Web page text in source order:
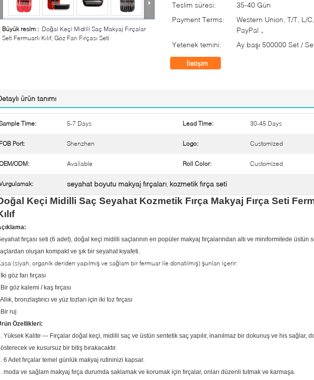
Büyük resim : Doğal Keçi Midilli Saç Makyaj Fırçalar
Seti Fermuarlı Kılıf, Göz Farı Fırçası Seti
Teslim süresi:
35-40 Gün
Payment Terms:
Western Union, T/T, L/C,
PayPal，
Yetenek temini:
Ay başı 500000 Set /
İletişim
ürün tanımı
Time: 5-7 Days Lead Time: 30-45 Days
FOB Port: Shenzhen Logo: Customized
ODM: Available Roll Color: Customized
seyahat boyutu makyaj fırçaları, kozmetik fırça seti
Keçi Midilli Saç Seyahat Kozmetik Fırça Makyaj Fırça Seti
fırçası seti (6 adet), doğal keçi midilli saçlarının en popüler makyaj fırçalarından altı ve miniformitede üstün
oluşan kompakt ve şık bir seyahat kıyafeti.
(siyah, organik deriden yapılmış ve sağlam bir fermuar ile donatılmış) şunları içerir:
göz farı fırçası
göz kalemi / kaş fırçası
bronzlaştırıcı ve yüz tozları için iki toz fırçası
ruj
Özellikleri:
Yüksek Kalite --- Fırçalar doğal keçi, midilli saç ve üstün sentetik saç yapılır, inanılmaz bir dokunuş ve his sağlar,
ve kusursuz bir bitiş bırakacaktır.
6 Adet fırçalar temel günlük makyaj rutininizi kapsar.
moda ve sağlam makyaj fırça durumda saklamak ve korumak için fırçalar, onları düzenli tutmak ve karmaşa.